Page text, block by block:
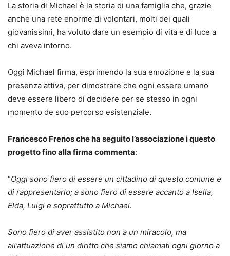
La storia di Michael è la storia di una famiglia che, grazie
anche una rete enorme di volontari, molti dei quali
giovanissimi, ha voluto dare un esempio di vita e di luce a
chi aveva intorno.
Oggi Michael firma, esprimendo la sua emozione e la sua
presenza attiva, per dimostrare che ogni essere umano
deve essere libero di decidere per se stesso in ogni
momento de suo percorso esistenziale.
Francesco Frenos che ha seguito l’associazione i questo
progetto fino alla firma commenta:
“Oggi sono fiero di essere un cittadino di questo comune e
di rappresentarlo; a sono fiero di essere accanto a Isella,
Elda, Luigi e soprattutto a Michael.
Sono fiero di aver assistito non a un miracolo, ma
all’attuazione di un diritto che siamo chiamati ogni giorno a